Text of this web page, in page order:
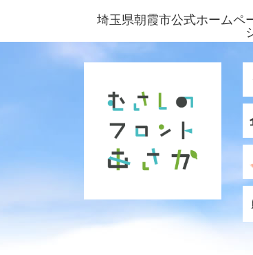
ジ
ュ
埼玉県朝霞市公式ホームペ